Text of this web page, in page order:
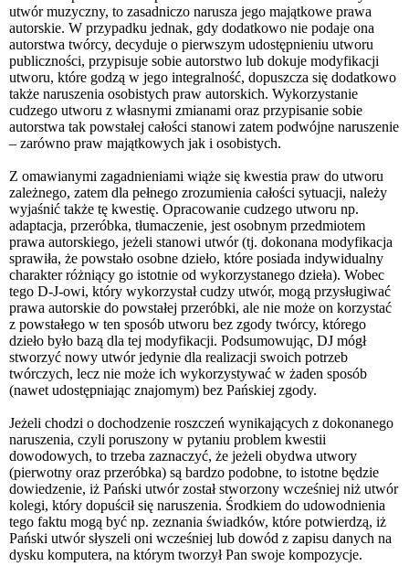
utwór muzyczny, to zasadniczo narusza jego majątkowe prawa
autorskie. W przypadku jednak, gdy dodatkowo nie podaje ona
autorstwa twórcy, decyduje o pierwszym udostępnieniu utworu
publiczności, przypisuje sobie autorstwo lub dokuje modyfikacji
utworu, które godzą w jego integralność, dopuszcza się dodatkowo
także naruszenia osobistych praw autorskich. Wykorzystanie
cudzego utworu z własnymi zmianami oraz przypisanie sobie
autorstwa tak powstałej całości stanowi zatem podwójne naruszenie
– zarówno praw majątkowych jak i osobistych.
Z omawianymi zagadnieniami wiąże się kwestia praw do utworu
zależnego, zatem dla pełnego zrozumienia całości sytuacji, należy
wyjaśnić także tę kwestię. Opracowanie cudzego utworu np.
adaptacja, przeróbka, tłumaczenie, jest osobnym przedmiotem
prawa autorskiego, jeżeli stanowi utwór (tj. dokonana modyfikacja
sprawiła, że powstało osobne dzieło, które posiada indywidualny
charakter różniący go istotnie od wykorzystanego dzieła). Wobec
tego D-J-owi, który wykorzystał cudzy utwór, mogą przysługiwać
prawa autorskie do powstałej przeróbki, ale nie może on korzystać
z powstałego w ten sposób utworu bez zgody twórcy, którego
dzieło było bazą dla tej modyfikacji. Podsumowując, DJ mógł
stworzyć nowy utwór jedynie dla realizacji swoich potrzeb
twórczych, lecz nie może ich wykorzystywać w żaden sposób
(nawet udostępniając znajomym) bez Pańskiej zgody.
Jeżeli chodzi o dochodzenie roszczeń wynikających z dokonanego
naruszenia, czyli poruszony w pytaniu problem kwestii
dowodowych, to trzeba zaznaczyć, że jeżeli obydwa utwory
(pierwotny oraz przeróbka) są bardzo podobne, to istotne będzie
dowiedzenie, iż Pański utwór został stworzony wcześniej niż utwór
kolegi, który dopuścił się naruszenia. Środkiem do udowodnienia
tego faktu mogą być np. zeznania świadków, które potwierdzą, iż
Pański utwór słyszeli oni wcześniej lub dowód z zapisu danych na
dysku komputera, na którym tworzył Pan swoje kompozycje.